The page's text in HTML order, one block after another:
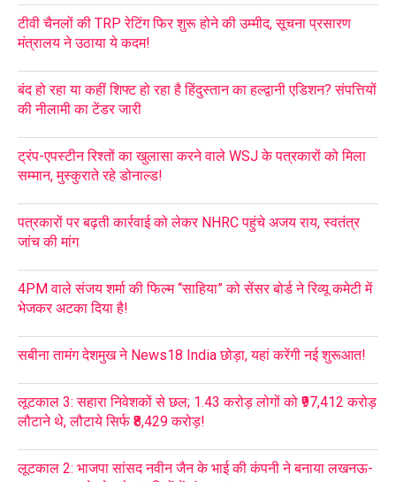
टीवी चैनलों की TRP रेटिंग फिर शुरू होने की उम्मीद, सूचना प्रसारण
मंत्रालय ने उठाया ये कदम!
बंद हो रहा या कहीं शिफ्ट हो रहा है हिंदुस्तान का हल्द्वानी एडिशन? संपत्तियों
की नीलामी का टेंडर जारी
ट्रंप-एपस्टीन रिश्तों का खुलासा करने वाले WSJ के पत्रकारों को मिला
सम्मान, मुस्कुराते रहे डोनाल्ड!
पत्रकारों पर बढ़ती कार्रवाई को लेकर NHRC पहुंचे अजय राय, स्वतंत्र
जांच की मांग
4PM वाले संजय शर्मा की फिल्म “साहिया” को सेंसर बोर्ड ने रिव्यू कमेटी में
भेजकर अटका दिया है!
सबीना तामंग देशमुख ने News18 India छोड़ा, यहां करेंगी नई शुरूआत!
लूटकाल 3: सहारा निवेशकों से छल; 1.43 करोड़ लोगों को ₹97,412 करोड़
लौटाने थे, लौटाये सिर्फ ₹8,429 करोड़!
लूटकाल 2: भाजपा सांसद नवीन जैन के भाई की कंपनी ने बनाया लखनऊ-